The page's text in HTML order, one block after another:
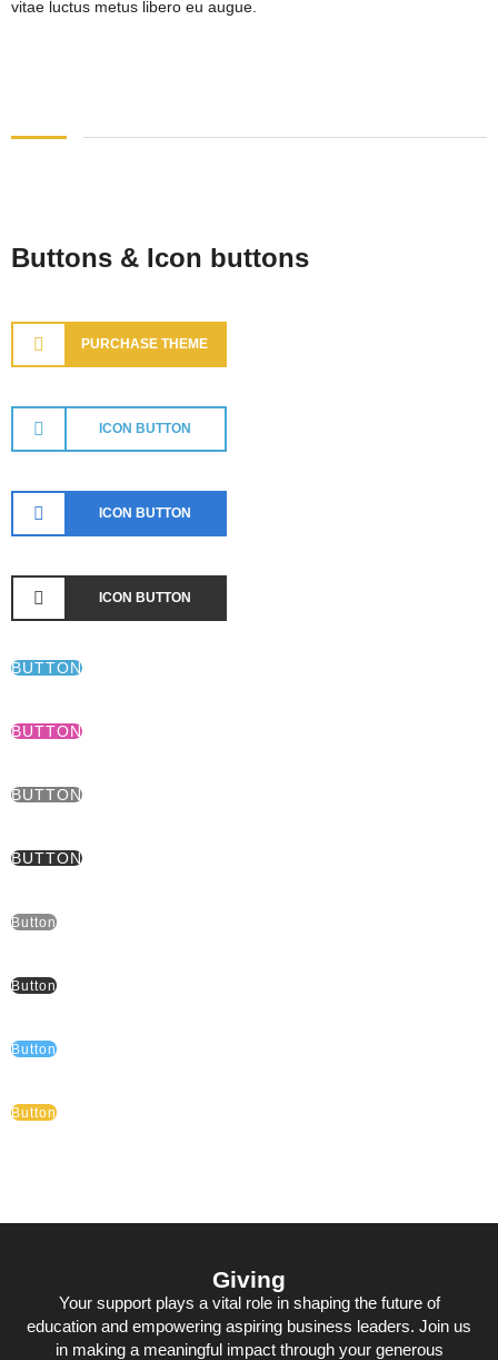
vitae luctus metus libero eu augue.
Buttons & Icon buttons
PURCHASE THEME
ICON BUTTON
ICON BUTTON
ICON BUTTON
BUTTON
BUTTON
BUTTON
BUTTON
Button
Button
Button
Button
Giving
Your support plays a vital role in shaping the future of
education and empowering aspiring business leaders. Join us
in making a meaningful impact through your generous